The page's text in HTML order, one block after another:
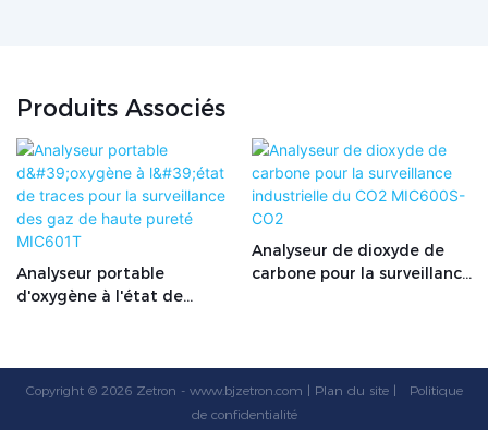
Produits Associés
Analyseur portable
d'oxygène à l'état de
MIC601T
Analyseur de dioxyde de
carbone pour la surveillance
Copyright © 2026 Zetron - www.bjzetron.com | Plan du site |
Politique
de confidentialité